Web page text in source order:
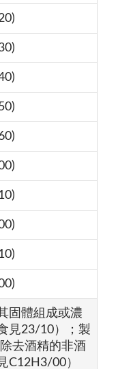
固體組成或濃
見23/10）；製
去酒精的非酒
C12H3/00）